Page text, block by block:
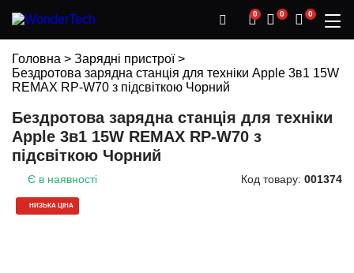
0 0 0
Головна > Зарядні пристрої >
Бездротова зарядна станція для техніки Apple 3в1 15W
REMAX RP-W70 з підсвіткою Чорний
Бездротова зарядна станція для техніки
Apple 3в1 15W REMAX RP-W70 з
підсвіткою Чорний
Є в наявності Код товару: 001374
НИЗЬКА ЦІНА